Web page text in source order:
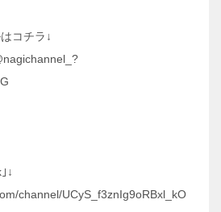
コチラ↓
↓
channel/UCyS_f3znIg9oRBxl_kO